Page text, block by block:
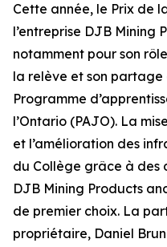
Cette année, le Prix de
l’entreprise DJB Mining
notamment pour son
la relève et son partage
Programme
l’Ontario (PAJO). La
et l’amélioration des
du Collège grâce à des
DJB Mining Products
de premier choix. La
propriétaire, Daniel